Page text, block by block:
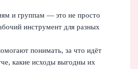
и группам — это не просто
инструмент для разных
понимать, за что идёт
какие исходы выгодны их